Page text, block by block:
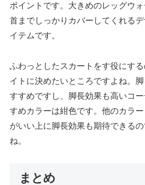
ポイントです。大きめのレッグウ
首までしっかりカバーしてくれる
イテムです。
ふわっとしたスカートをす役にす
イトに決めたいところですよね。
すすめですし、脚長効果も高いコ
すめカラーは紺色です。他のカラ
がいい上に脚長効果も期待できる
ね。
まとめ